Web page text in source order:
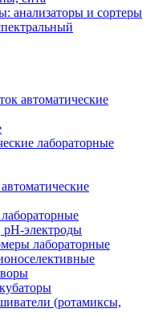
анализаторы и сортеры
автоматические
лабораторные
электроды
лабораторные
(ротамиксы,